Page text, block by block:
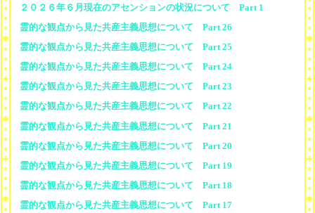
２０２６年６月現在のアセンションの状況について Part 1
霊的な観点から見た共産主義思想について Part 26
霊的な観点から見た共産主義思想について Part 25
霊的な観点から見た共産主義思想について Part 24
霊的な観点から見た共産主義思想について Part 23
霊的な観点から見た共産主義思想について Part 22
霊的な観点から見た共産主義思想について Part 21
霊的な観点から見た共産主義思想について Part 20
霊的な観点から見た共産主義思想について Part 19
霊的な観点から見た共産主義思想について Part 18
霊的な観点から見た共産主義思想について Part 17